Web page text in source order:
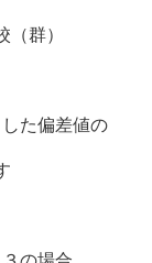
群）
た偏差値の